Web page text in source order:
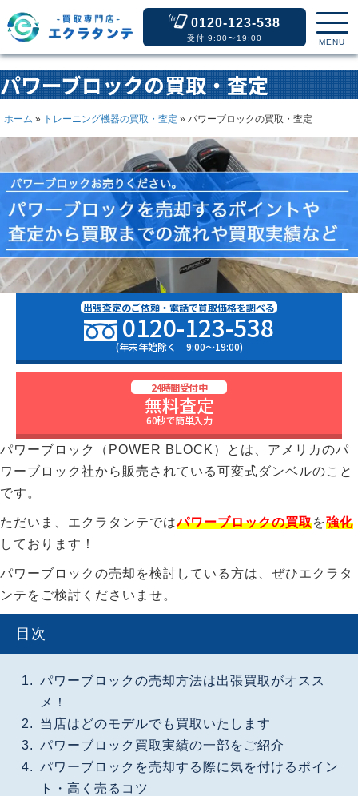
0120-123-538
受付 9:00〜19:00 MENU
パワーブロックの買取・査定
ホーム » トレーニング機器の買取・査定 » パワーブロックの買取・査定
出張査定のご依頼・電話で買取価格を調べる
0120-123-538
(年末年始除く 9:00〜19:00)
24時間受付中
無料査定
60秒で簡単入力
パワーブロック（POWER BLOCK）とは、アメリカのパ
ワーブロック社から販売されている可変式ダンベルのこと
です。
ただいま、エクラタンテではパワーブロックの買取を強化
しております！
パワーブロックの売却を検討している方は、ぜひエクラタ
ンテをご検討くださいませ。
目次
パワーブロックの売却方法は出張買取がオスス
メ！
当店はどのモデルでも買取いたします
パワーブロック買取実績の一部をご紹介
パワーブロックを売却する際に気を付けるポイン
ト・高く売るコツ